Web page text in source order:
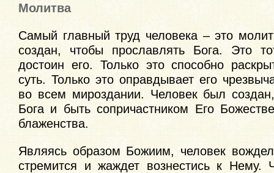
Молитва
Самый главный труд человека – это
создан, чтобы прославлять Бога. Это
достоин его. Только это способно
суть. Только это оправдывает его
во всем мироздании. Человек был
Бога и быть сопричастником Его
блаженства.
Являясь образом Божиим, человек
стремится и жаждет вознестись к Нему.